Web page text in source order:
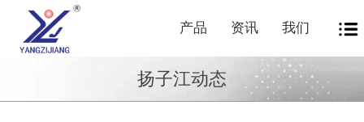
产品 资讯 我们
扬子江动态